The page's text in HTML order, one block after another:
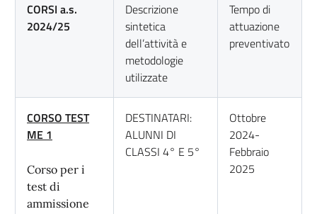
CORSI a.s.
2024/25
Descrizione
sintetica
dell’attività e
metodologie
utilizzate
Tempo di
attuazione
preventivato
CORSO TEST
ME 1
Corso per i
test di
ammissione
DESTINATARI:
ALUNNI DI
CLASSI 4° E 5°
Ottobre
2024-
Febbraio
2025